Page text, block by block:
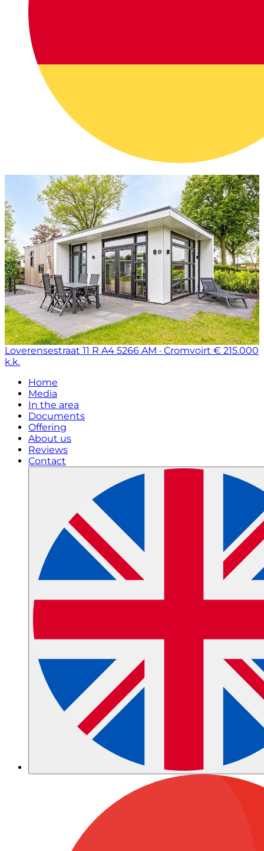
Loverensestraat 11 R A4 5266 AM · Cromvoirt € 215.000
k.k.
Home
Media
In the area
Documents
Offering
About us
Reviews
Contact